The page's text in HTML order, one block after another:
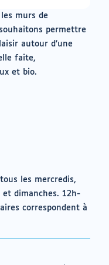
murs de
permettre
autour d’une
faite,
et bio.
les mercredis,
et dimanches. 12h-
correspondent à